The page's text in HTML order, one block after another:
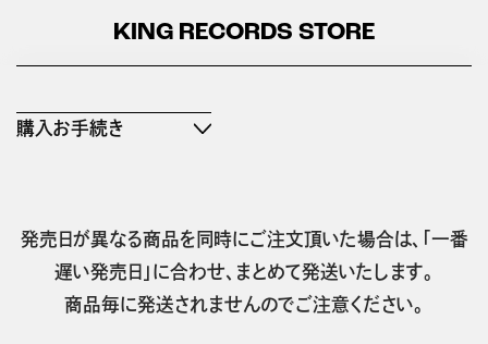
KING RECORDS STORE
購入お手続き
発売日が異なる商品を同時にご注文頂いた場合は、「一番
遅い発売日」に合わせ、まとめて発送いたします。
商品毎に発送されませんのでご注意ください。